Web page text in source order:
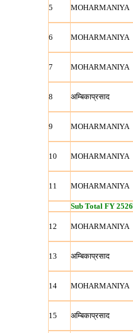
5 MOHARMANIYA
6 MOHARMANIYA
7 MOHARMANIYA
8 अम्बिकाप्रसाद
9 MOHARMANIYA
10 MOHARMANIYA
11 MOHARMANIYA
Sub Total FY 2526
12 MOHARMANIYA
13 अम्बिकाप्रसाद
14 MOHARMANIYA
15 अम्बिकाप्रसाद